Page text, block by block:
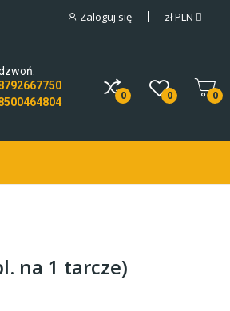
Zaloguj się złPLN
0 0 0
na 1 tarcze)